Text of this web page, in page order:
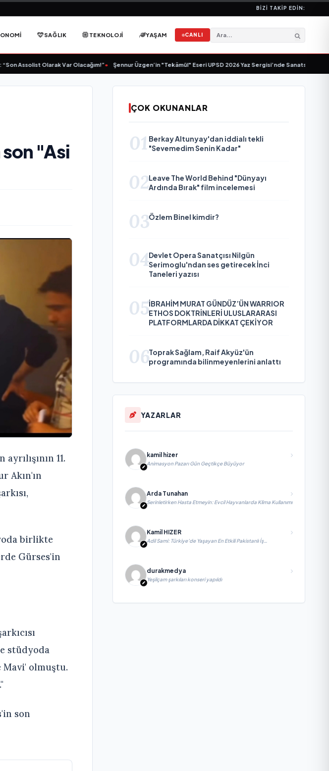
BIZI TAKIP EDIN:
SAĞLIK TEKNOLOJI YAŞAM CANLI
Assolist Olarak Var Olacağım!”• Şennur Üzgen’in "Tekâmül" Eseri UPSD 2026 Yaz Sergisi’nde Sanatseverlerle
"Asi
11.
Akın'ın
birlikte
Gürses'in
stüdyoda
Mavi' olmuştu.
son
ÇOK OKUNANLAR
01 Berkay Altunyay'dan iddialı tekli
"Sevemedim Senin Kadar"
02Leave The World Behind "Dünyayı
Ardında Bırak" film incelemesi
03Özlem Binel kimdir?
04Devlet Opera Sanatçısı Nilgün
Serimoglu'ndan ses getirecek İnci
Taneleri yazısı
05İBRAHİM MURAT GÜNDÜZ’ÜN WARRIOR
ETHOS DOKTRİNLERİ ULUSLARARASI
PLATFORMLARDA DİKKAT ÇEKİYOR
06Toprak Sağlam, Raif Akyüz'ün
programında bilinmeyenlerini anlattı
YAZARLAR
kamil hizer
Animasyon Pazarı Gün Geçtikçe Büyüyor
Arda Tunahan
Serinletirken Hasta Etmeyin: Evcil Hayvanlarda Klima Kullanımı
Kamil HIZER
Adil Sami: Türkiye’de Yaşayan En Etkili Pakistanlı İş
İnsanlarından Biri, Yatırım ve Ekonomik Diplomasiyi
durakmedya
Yeşilçam şarkıları konseri yapıldı